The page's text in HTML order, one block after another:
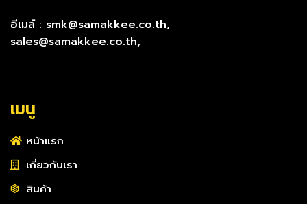
อีเมล์ : smk@samakkee.co.th,
sales@samakkee.co.th,
เมนู
หน้าแรก
เกี่ยวกับเรา
สินค้า